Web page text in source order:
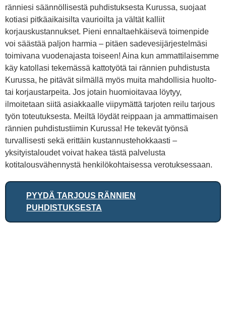
ränniesi säännöllisestä puhdistuksesta Kurussa, suojaat
kotiasi pitkäaikaisilta vaurioilta ja vältät kalliit
korjauskustannukset. Pieni ennaltaehkäisevä toimenpide
voi säästää paljon harmia – pitäen sadevesijärjestelmäsi
toimivana vuodenajasta toiseen! Aina kun ammattilaisemme
käy katollasi tekemässä kattotyötä tai rännien puhdistusta
Kurussa, he pitävät silmällä myös muita mahdollisia huolto-
tai korjaustarpeita. Jos jotain huomioitavaa löytyy,
ilmoitetaan siitä asiakkaalle viipymättä tarjoten reilu tarjous
työn toteutuksesta. Meiltä löydät reippaan ja ammattimaisen
rännien puhdistustiimin Kurussa! He tekevät työnsä
turvallisesti sekä erittäin kustannustehokkaasti –
yksityistaloudet voivat hakea tästä palvelusta
kotitalousvähennystä henkilökohtaisessa verotuksessaan.
PYYDÄ TARJOUS RÄNNIEN
PUHDISTUKSESTA